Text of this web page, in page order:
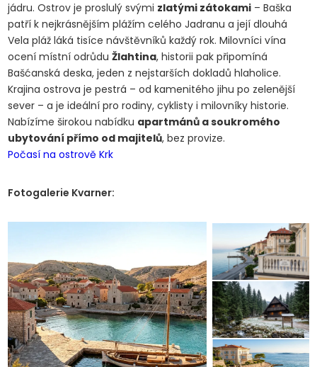
jádru. Ostrov je proslulý svými zlatými zátokami– Baška
patří k nejkrásnějším plážím celého Jadranu a její dlouhá
Vela pláž láká tisíce návštěvníků každý rok. Milovníci vína
ocení místní odrůdu Žlahtina, historii pak připomíná
Bašćanská deska, jeden z nejstarších dokladů hlaholice.
Krajina ostrova je pestrá – od kamenitého jihu po zelenější
sever – a je ideální pro rodiny, cyklisty i milovníky historie.
Nabízíme širokou nabídku apartmánů a soukromého
ubytování přímo od majitelů, bez provize.
Počasí na ostrově Krk
Fotogalerie Kvarner: